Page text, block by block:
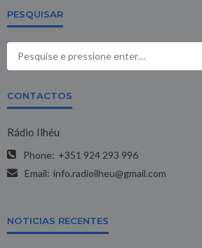
PESQUISAR
CONTACTOS
Rádio Ilhéu
Phone: +351 924 293 996
Email: info.radioilheu@gmail.com
NOTICIAS RECENTES